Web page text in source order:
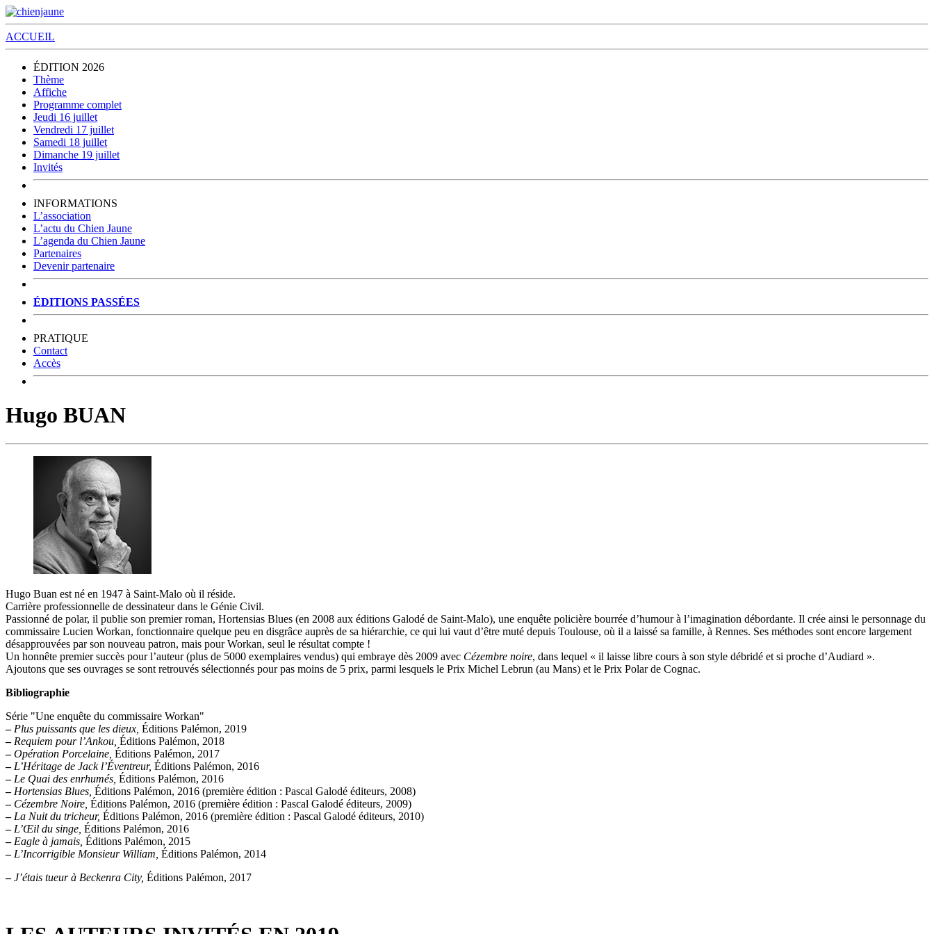
ACCUEIL
ÉDITION 2026
Thème
Affiche
Programme complet
Jeudi 16 juillet
Vendredi 17 juillet
Samedi 18 juillet
Dimanche 19 juillet
Invités
INFORMATIONS
L’association
L’actu du Chien Jaune
L’agenda du Chien Jaune
Partenaires
Devenir partenaire
ÉDITIONS PASSÉES
PRATIQUE
Contact
Accès
Hugo BUAN
Hugo Buan est né en 1947 à Saint-Malo où il réside.
Carrière professionnelle de dessinateur dans le Génie Civil.
Passionné de polar, il publie son premier roman, Hortensias Blues (en 2008 aux éditions Galodé de Saint-Malo), une enquête policière bourrée d’humour à l’imagination débordante. Il crée ainsi le personnage du
commissaire Lucien Workan, fonctionnaire quelque peu en disgrâce auprès de sa hiérarchie, ce qui lui vaut d’être muté depuis Toulouse, où il a laissé sa famille, à Rennes. Ses méthodes sont encore largement
désapprouvées par son nouveau patron, mais pour Workan, seul le résultat compte !
Un honnête premier succès pour l’auteur (plus de 5000 exemplaires vendus) qui embraye dès 2009 avec Cézembre noire, dans lequel « il laisse libre cours à son style débridé et si proche d’Audiard ».
Ajoutons que ses ouvrages se sont retrouvés sélectionnés pour pas moins de 5 prix, parmi lesquels le Prix Michel Lebrun (au Mans) et le Prix Polar de Cognac.
Bibliographie
Série "Une enquête du commissaire Workan"
– Plus puissants que les dieux, Éditions Palémon, 2019
– Requiem pour l’Ankou, Éditions Palémon, 2018
– Opération Porcelaine, Éditions Palémon, 2017
– L’Héritage de Jack l’Éventreur, Éditions Palémon, 2016
– Le Quai des enrhumés, Éditions Palémon, 2016
– Hortensias Blues, Éditions Palémon, 2016 (première édition : Pascal Galodé éditeurs, 2008)
– Cézembre Noire, Éditions Palémon, 2016 (première édition : Pascal Galodé éditeurs, 2009)
– La Nuit du tricheur, Éditions Palémon, 2016 (première édition : Pascal Galodé éditeurs, 2010)
– L’Œil du singe, Éditions Palémon, 2016
– Eagle à jamais, Éditions Palémon, 2015
– L’Incorrigible Monsieur William, Éditions Palémon, 2014
– J’étais tueur à Beckenra City, Éditions Palémon, 2017